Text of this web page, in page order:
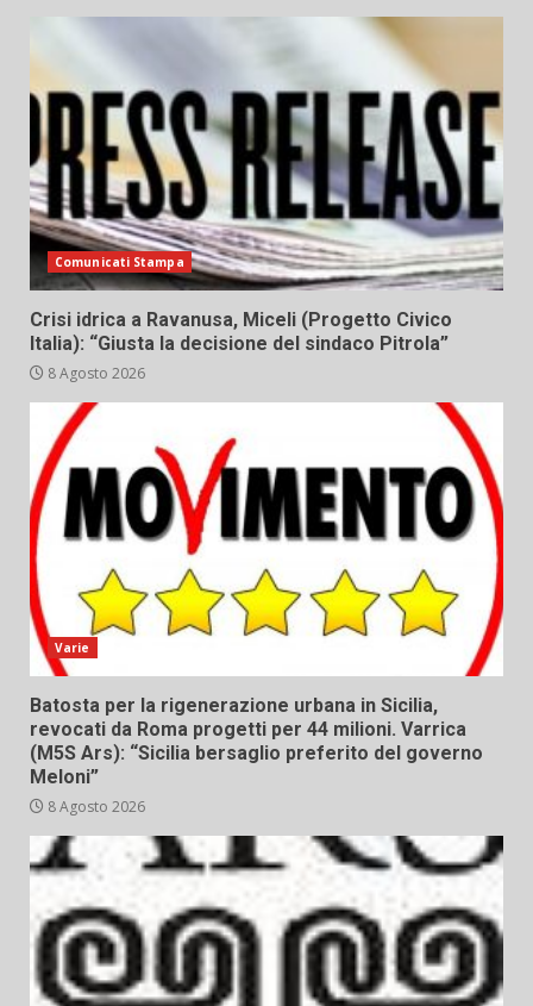
Comunicati Stampa
Crisi idrica a Ravanusa, Miceli (Progetto Civico
Italia): “Giusta la decisione del sindaco Pitrola”
8 Agosto 2026
Varie
Batosta per la rigenerazione urbana in Sicilia,
revocati da Roma progetti per 44 milioni. Varrica
(M5S Ars): “Sicilia bersaglio preferito del governo
Meloni”
8 Agosto 2026